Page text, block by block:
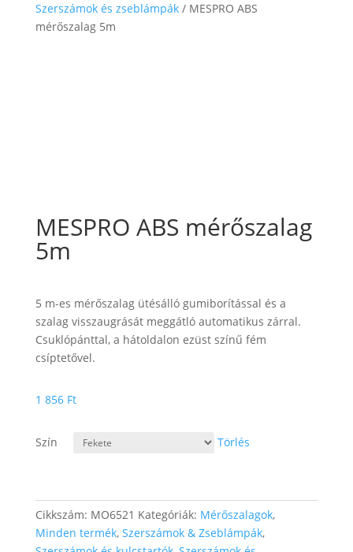
Szerszámok és zseblámpák/ MESPRO ABS
mérőszalag 5m
MESPRO ABS mérőszalag
5m
5 m-es mérőszalag ütésálló gumiborítással és a
szalag visszaugrását meggátló automatikus zárral.
Csuklópánttal, a hátoldalon ezüst színű fém
csíptetővel.
1 856 Ft
Szín Törlés
Cikkszám: MO6521 Kategóriák: Mérőszalagok,
Minden termék, Szerszámok & Zseblámpák,